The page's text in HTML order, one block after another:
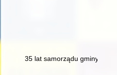
35 lat samorządu gminy